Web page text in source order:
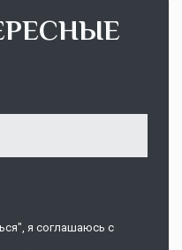
я соглашаюсь c